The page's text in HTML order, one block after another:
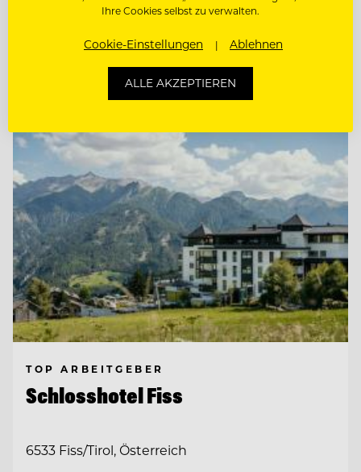
SALES MANAGER (M/W/D)
Entdecke alle Jobs
TOP ARBEITGEBER
Schlosshotel Fiss
6533 Fiss/Tirol, Österreich
Ihre Cookies selbst zu verwalten.
Cookie-Einstellungen Ablehnen
ALLE AKZEPTIEREN